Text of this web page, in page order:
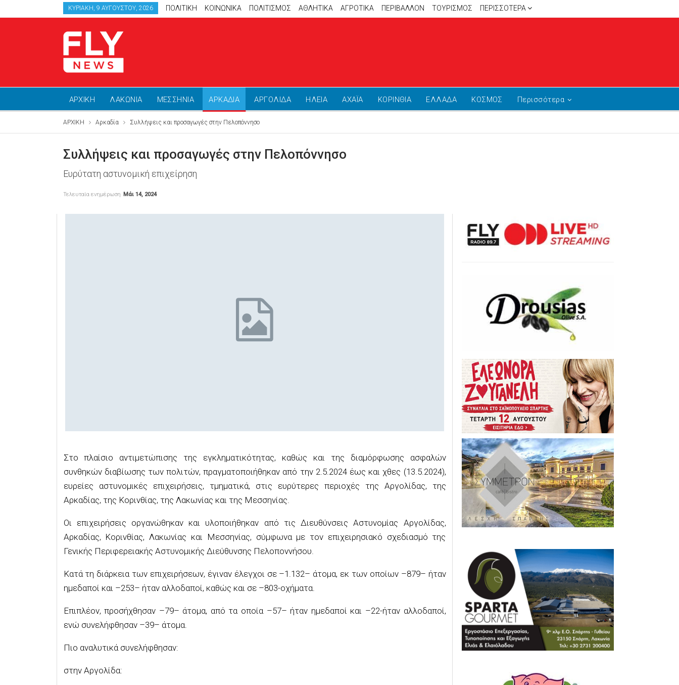
ΚΥΡΙΑΚΉ, 9 ΑΥΓΟΎΣΤΟΥ, 2026 ΠΟΛΙΤΙΚΗ ΚΟΙΝΩΝΙΚΑ ΠΟΛΙΤΙΣΜΟΣ ΑΘΛΗΤΙΚΆ ΑΓΡΟΤΙΚΑ ΠΕΡΙΒΑΛΛΟΝ ΤΟΥΡΙΣΜΟΣ ΠΕΡΙΣΣΌΤΕΡΑ
ΑΡΧΙΚΗ ΛΑΚΩΝΙΑ ΜΕΣΣΗΝΙΑ ΑΡΚΑΔΙΑ ΑΡΓΟΛΙΔΑ ΗΛΕΙΑ ΑΧΑΪΑ ΚΟΡΙΝΘΙΑ ΕΛΛΑΔΑ ΚΟΣΜΟΣ Περισσότερα
ΑΡΧΙΚΗ Αρκαδία Συλλήψεις και προσαγωγές στην Πελοπόννησο
Συλλήψεις και προσαγωγές στην Πελοπόννησο
Ευρύτατη αστυνομική επιχείρηση
Τελευταία ενημέρωση Μάι 14, 2024
Στο πλαίσιο αντιμετώπισης της εγκληματικότητας, καθώς και της διαμόρφωσης ασφαλών
συνθηκών διαβίωσης των πολιτών, πραγματοποιήθηκαν από την 2 5.2024 έως καιχθες (13 5.2024),
ευρείες αστυνομικές επιχειρήσεις, τμηματικά, στις ευρύτερες περιοχές της Αργολίδας, της
Αρκαδίας, της Κορινθίας, της Λακωνίας και της Μεσσηνίας.
Οι επιχειρήσεις οργανώθηκαν και υλοποιήθηκαν από τις Διευθύνσεις Αστυνομίας Αργολίδας,
Αρκαδίας, Κορινθίας, Λακωνίας και Μεσσηνίας, σύμφωνα με τον επιχειρησιακό σχεδιασμό της
Γενικής Περιφερειακής Αστυνομικής Διεύθυνσης Πελοποννήσου.
Κατά τη διάρκεια των επιχειρήσεων, έγιναν έλεγχοι σε –1. 132– άτομα, εκ των οποίων –879– ήταν
ημεδαποί και –253– ήταν αλλοδαποί, καθώς και σε –803-οχήματα.
Επιπλέον, προσήχθησαν –79– άτομα, από τα οποία –57– ήταν ημεδαποί και –22-ήταναλλοδαποί,
ενώ συνελήφθησαν –39– άτομα.
Πιο αναλυτικά συνελήφθησαν:
στηνΑργολίδα: